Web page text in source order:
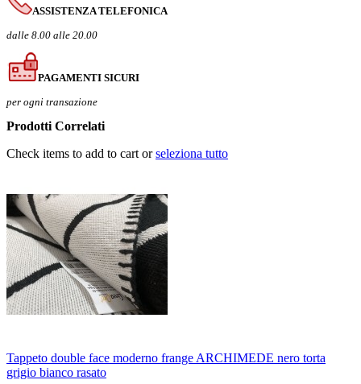
ASSISTENZA TELEFONICA
dalle 8.00 alle 20.00
PAGAMENTI SICURI
per ogni transazione
Prodotti Correlati
Check items to add to cart orseleziona tutto
Tappeto double face moderno frange ARCHIMEDE nero torta
grigio bianco rasato